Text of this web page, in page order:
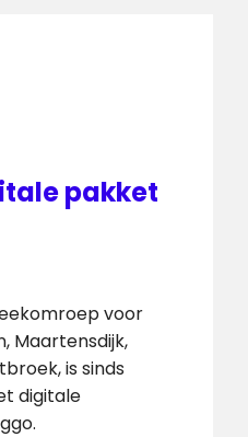
pakket
voor
Maartensdijk,
is sinds
digitale